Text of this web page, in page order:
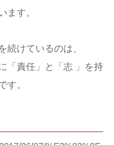
ます。
続けているのは、
「責任」と「志 」を持
す。